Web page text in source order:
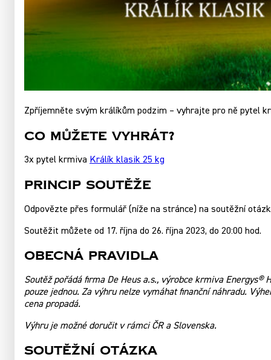
Zpříjemněte svým králíkům podzim – vyhrajte pro ně pytel
Co můžete vyhrát?
3x pytel krmiva Králík klasik 25 kg
Princip soutěže
Odpovězte přes formulář (níže na stránce) na soutěžní
Soutěžit můžete od 17. října do 26. října 2023, do 20:00 hod.
Obecná pravidla
Soutěž pořádá firma De Heus a.s., výrobce krmiva
pouze jednou. Za výhru nelze vymáhat finanční náhradu.
cena propadá.
Výhru je možné doručit v rámci ČR a Slovenska.
Soutěžní otázka